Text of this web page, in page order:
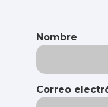
Nombre
Correo